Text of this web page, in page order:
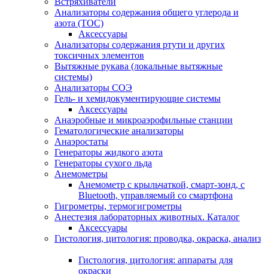
Анализаторы содержания общего углерода и
азота (ТОС)
Аксессуары
Анализаторы содержания ртути и других
токсичных элементов
Вытяжные рукава (локальные вытяжные
системы)
Анализаторы СОЭ
Гель- и хемидокументирующие системы
Аксессуары
Анаэробные и микроаэрофильные станции
Гематологические анализаторы
Анаэростаты
Генераторы жидкого азота
Генераторы сухого льда
Анемометры
Анемометр с крыльчаткой, смарт-зонд, с
Bluetooth, управляемый со смартфона
Гигрометры, термогигрометры
Анестезия лабораторных животных. Каталог
Аксессуары
Гистология, цитология: проводка, окраска, анализ
Гистология, цитология: аппараты для
окраски